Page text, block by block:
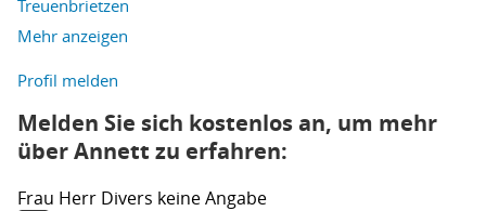
Treuenbrietzen
Mehr anzeigen
Profil melden
Melden Sie sich kostenlos an, um mehr
über Annett zu erfahren:
Frau Herr Divers keine Angabe